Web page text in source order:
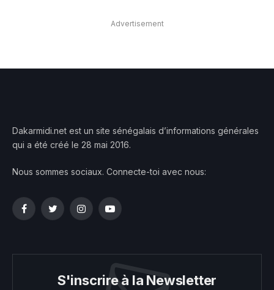
Advertisement
Dakarmidi.net est un site sénégalais d’informations générales
qui a été créé le 28 mai 2016.
Nous sommes sociaux. Connecte-toi avec nous:
FacebookTwitterInstagramYouTube
S'inscrire à la Newsletter